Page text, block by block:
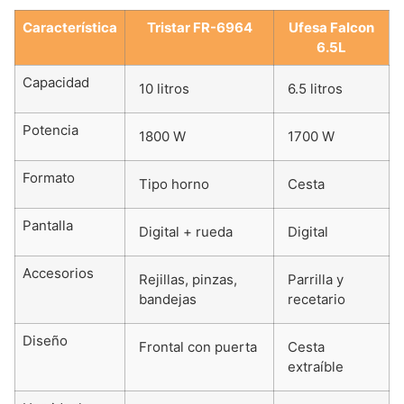
Característica Tristar FR-6964
Ufesa Falcon
6.5L
Capacidad 10 litros 6.5 litros
Potencia 1800 W 1700 W
Formato Tipo horno Cesta
Pantalla Digital + rueda Digital
Accesorios
Rejillas, pinzas,
bandejas
Parrilla y
recetario
Diseño Frontal con puerta
Cesta
extraíble